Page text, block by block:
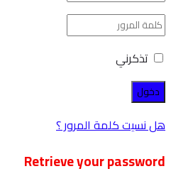
تذكرني
هل نسيت كلمة المرور ؟
Retrieve your password